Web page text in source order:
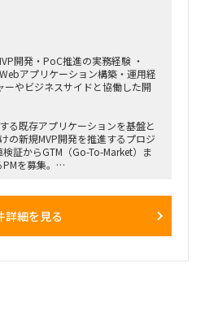
開発・PoC推進の実務経験 ・
アプリケーション構築・運用経
ーやビジネスサイドと協働した開
る既存アプリケーションを基盤と
の新規MVP開発を推進するプロジ
証からGTM（Go-To-Market）ま
を募集。
詳細を見る